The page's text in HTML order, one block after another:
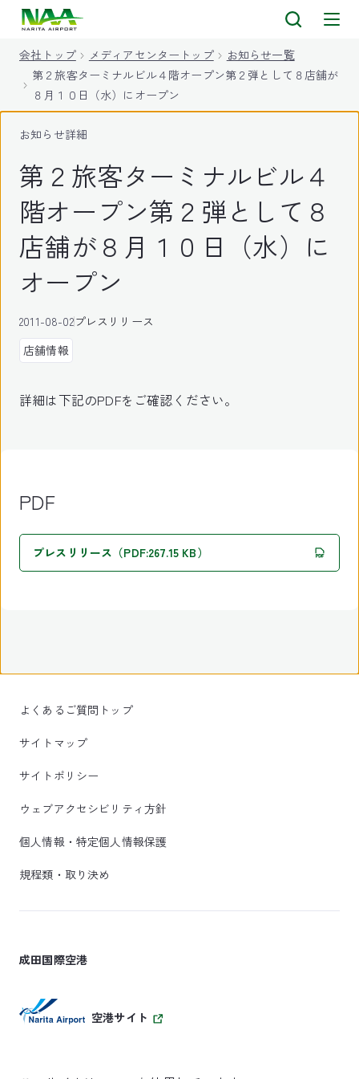
会社トップ メディアセンタートップ
お知らせ一覧
第２旅客ターミナルビル４階オープン第２弾として８店舗が
８月１０日（水）にオープン
お知らせ詳細
第２旅客ターミナルビル４
階オープン第２弾として８
店舗が８月１０日（水）に
オープン
2011-08-02プレスリリース
店舗情報
詳細は下記のPDFをご確認ください。
PDF
プレスリリース（PDF:267.15 KB）
よくあるご質問トップ
サイトマップ
サイトポリシー
ウェブアクセシビリティ方針
個人情報・特定個人情報保護
規程類・取り決め
成田国際空港
空港サイト